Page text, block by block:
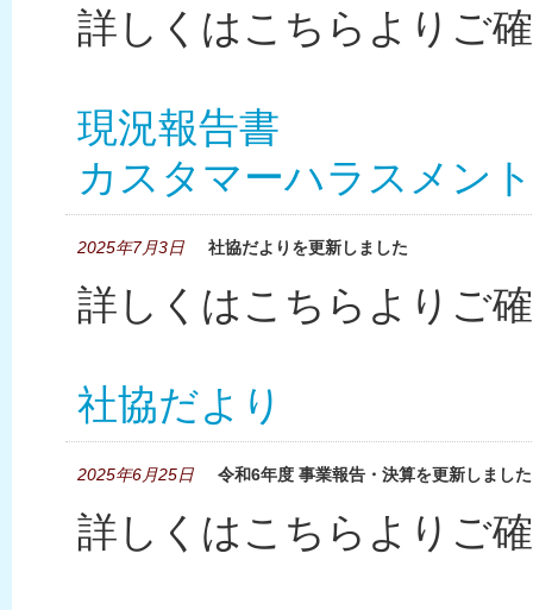
詳しくはこちらよりご
現況報告書
カスタマーハラスメン
2025年7月3日 社協だよりを更新しました
詳しくはこちらよりご
社協だより
2025年6月25日 令和6年度 事業報告・決算を更新しました
詳しくはこちらよりご